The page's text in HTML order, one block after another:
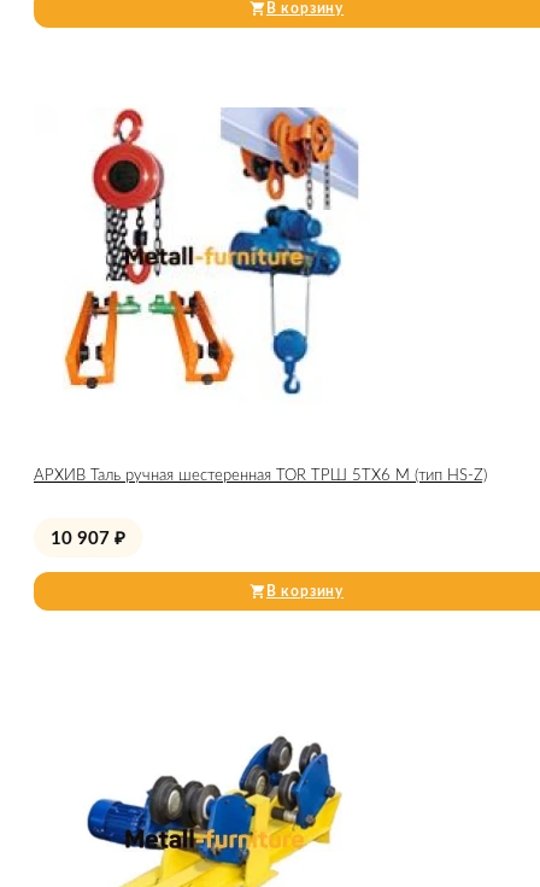
В корзину
АРХИВ Таль ручная шестеренная TOR ТРШ 5ТХ6 М (тип HS-Z)
10 907 ₽
В корзину